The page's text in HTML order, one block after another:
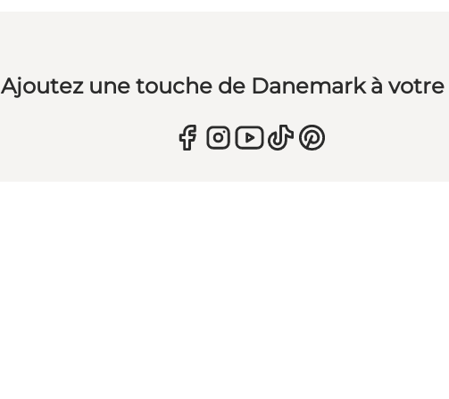
Ajoutez une touche de Danemark à